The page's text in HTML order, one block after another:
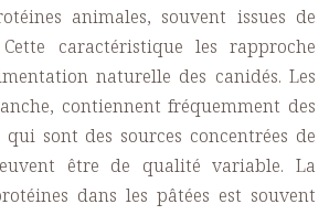
animales, souvent issues de
caractéristique les rapproche
naturelle des canidés. Les
contiennent fréquemment des
sont des sources concentrées de
être de qualité variable. La
dans les pâtées est souvent